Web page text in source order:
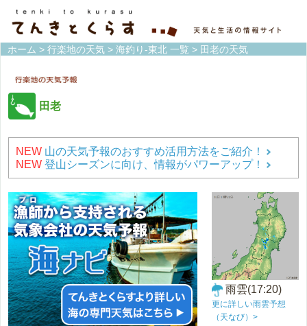
ホーム > 行楽地の天気 > 海釣り-東北 一覧 > 田老の天気
田老
NEW 山の天気予報のおすすめ活用方法をご紹介！
NEW 登山シーズンに向け、情報がパワーアップ！
雨雲(17:20)
更に詳しい雨雲予想
（天なび）>